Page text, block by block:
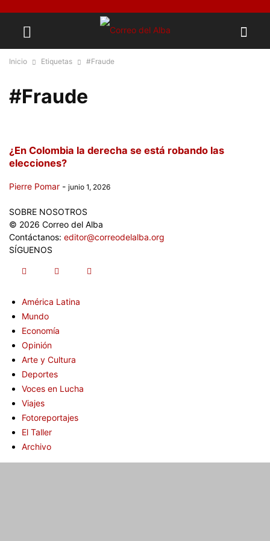
Inicio Etiquetas #Fraude
#Fraude
¿En Colombia la derecha se está robando las
elecciones?
Pierre Pomar - junio 1, 2026
SOBRE NOSOTROS
© 2026 Correo del Alba
Contáctanos: editor@correodelalba.org
SÍGUENOS
América Latina
Mundo
Economía
Opinión
Arte y Cultura
Deportes
Voces en Lucha
Viajes
Fotoreportajes
El Taller
Archivo